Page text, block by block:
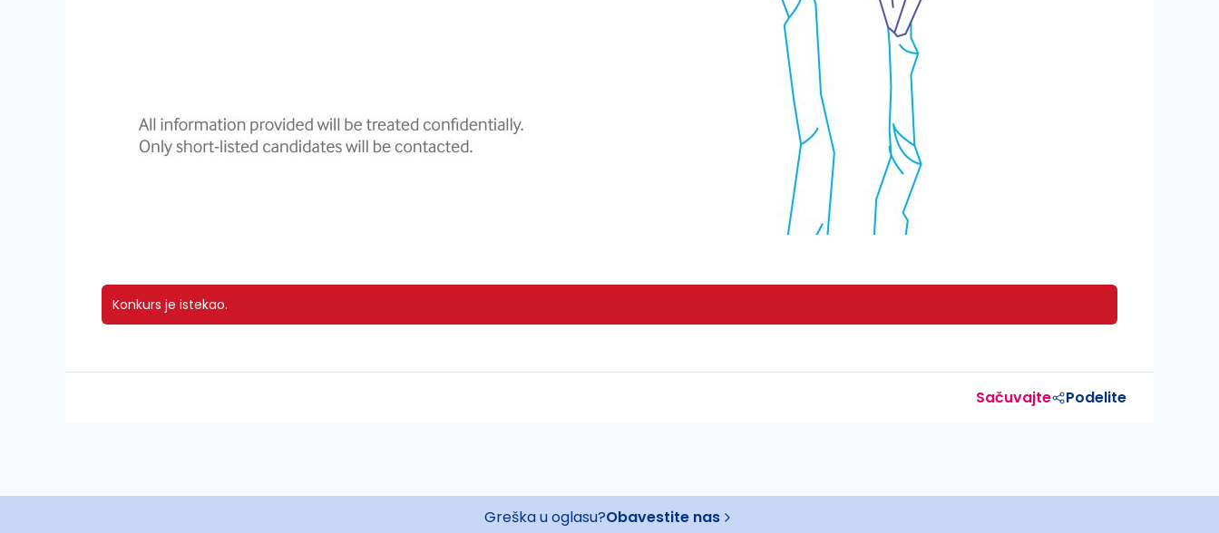
Konkurs je istekao.
Sačuvajte Podelite
Greška u oglasu?Obavestite nas